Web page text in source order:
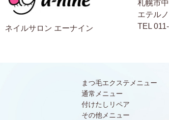
ネイルサロン エーナイン
札幌市
エテル
TEL
まつ毛エクステメニュー
通常メニュー
付けたしリペア
その他メニュー